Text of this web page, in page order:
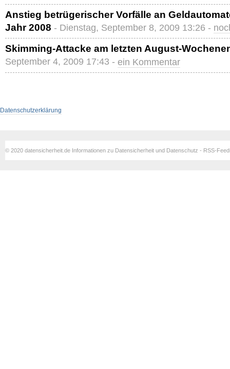
Anstieg betrügerischer Vorfälle an
Jahr 2008 - Dienstag, September 8, 2009 13:26 -
Skimming-Attacke am letzten August-
September 4, 2009 17:43 - ein Kommentar
Datenschutzerklärung
© 2020 datensicherheit.de Informationen zu Datensicherheit und Datenschutz - RSS-